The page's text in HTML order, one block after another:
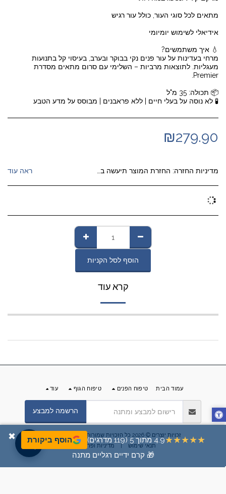
✖ ★★★★★4.9 מתוך 5 (119 מדרגים)
הוסף ביקורת
🎁 קרם ידיים רגליים מתנה
מרחי בעדינות על עור פנים נקי בבוקר ובערב, בעיסוי קל בתנועות
מעגליות. לתוצאות מרביות – השלימי עם סרום מתאים מסדרת
🧪 לא נוסה על בעלי חיים | ללא פראבנים | מבוסס על מדע הטבע
₪279.90
מדיניות החזרה: החזרת המוצר תיעשה בתיאום איסוף המוצר מבית הלקוח על חשבון החברה (ככל שהמוצר סופק ללקוח באמצעות משלוח שליח ); במקרה ונשלח בדואר רשום יוחזר על חשבון הלקוח בדואר רשום (ג). עם הזיכוי תימסר ללקוח עותק מהודעת ביטול החיוב כאמור (ולא יגבו מהלקוח דמי ביטול כלשהם). ראה עוד
הוסף לסל הקניות
קרא עוד
עמוד הבית טיפוח הפנים טיפוח הגוף עוד
הרשמה למבצע
זכויות יוצרים © 2026 כל הזכויות שמורות -
מוצרי ים המלח
תנאי שימוש | מדיניות ופרטיות